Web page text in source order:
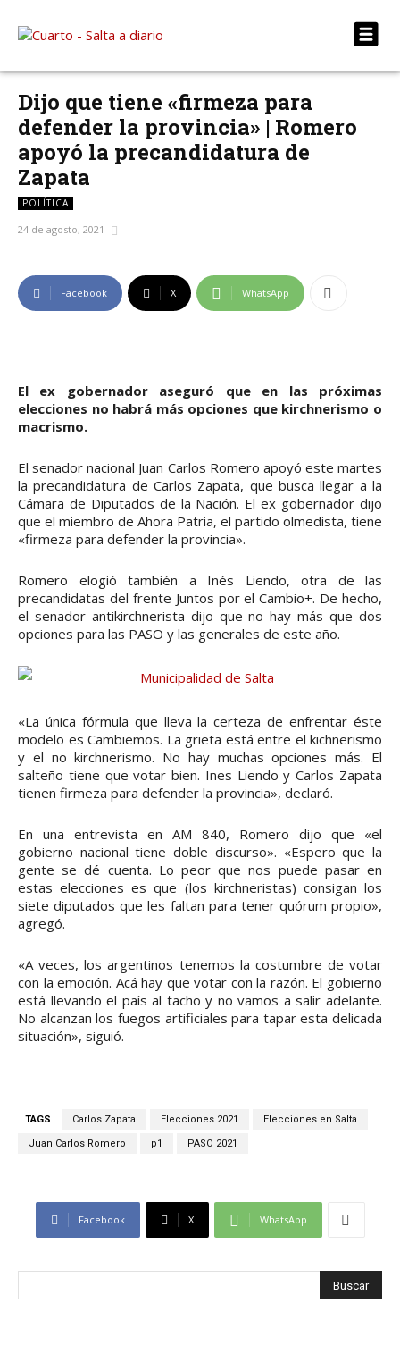
Dijo que tiene «firmeza para
defender la provincia» | Romero
apoyó la precandidatura de
Zapata
POLÍTICA
24 de agosto, 2021
Facebook X WhatsApp
El ex gobernador aseguró que en las próximas
elecciones no habrá más opciones que kirchnerismo o
macrismo.
El senador nacional Juan Carlos Romero apoyó este martes
la precandidatura de Carlos Zapata, que busca llegar a la
Cámara de Diputados de la Nación. El ex gobernador dijo
que el miembro de Ahora Patria, el partido olmedista, tiene
«firmeza para defender la provincia».
Romero elogió también a Inés Liendo, otra de las
precandidatas del frente Juntos por el Cambio+. De hecho,
el senador antikirchnerista dijo que no hay más que dos
opciones para las PASO y las generales de este año.
«La única fórmula que lleva la certeza de enfrentar éste
modelo es Cambiemos. La grieta está entre el kichnerismo
y el no kirchnerismo. No hay muchas opciones más. El
salteño tiene que votar bien. Ines Liendo y Carlos Zapata
tienen firmeza para defender la provincia», declaró.
En una entrevista en AM 840, Romero dijo que «el
gobierno nacional tiene doble discurso». «Espero que la
gente se dé cuenta. Lo peor que nos puede pasar en
estas elecciones es que (los kirchneristas) consigan los
siete diputados que les faltan para tener quórum propio»,
agregó.
«A veces, los argentinos tenemos la costumbre de votar
con la emoción. Acá hay que votar con la razón. El gobierno
está llevando el país al tacho y no vamos a salir adelante.
No alcanzan los fuegos artificiales para tapar esta delicada
situación», siguió.
TAGS Carlos Zapata Elecciones 2021 Elecciones en Salta
Juan Carlos Romero p1 PASO 2021
Facebook X WhatsApp